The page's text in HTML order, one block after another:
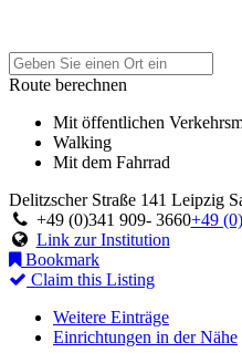
Route berechnen
Mit öffentlichen
Walking
Mit dem Fahrrad
Delitzscher Straße 141 Leipzig
+49 (0)341 909- 3660+49
Link zur Institution
Bookmark
Claim this Listing
Weitere Einträge
Einrichtungen in der Nähe